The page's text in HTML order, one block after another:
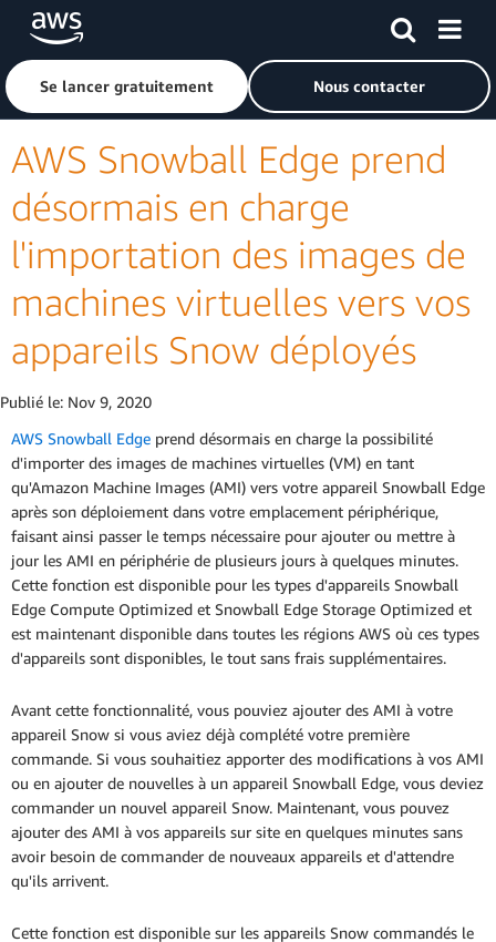
Passer au contenu principal
Cliquer ici pour revenir à la page d'accueil d'Amazon Web
Se lancer gratuitement Nous contacter
AWS Snowball Edge prend
désormais en charge
l'importation des images de
machines virtuelles vers vos
appareils Snow déployés
Publié le: Nov 9, 2020
AWS Snowball Edge prend désormais en charge la possibilité
d'importer des images de machines virtuelles (VM) en tant
qu'Amazon Machine Images (AMI) vers votre appareil Snowball Edge
après son déploiement dans votre emplacement périphérique,
faisant ainsi passer le temps nécessaire pour ajouter ou mettre à
jour les AMI en périphérie de plusieurs jours à quelques minutes.
Cette fonction est disponible pour les types d'appareils Snowball
Edge Compute Optimized et Snowball Edge Storage Optimized et
est maintenant disponible dans toutes les régions AWS où ces types
d'appareils sont disponibles, le tout sans frais supplémentaires.
Avant cette fonctionnalité, vous pouviez ajouter des AMI à votre
appareil Snow si vous aviez déjà complété votre première
commande. Si vous souhaitiez apporter des modifications à vos AMI
ou en ajouter de nouvelles à un appareil Snowball Edge, vous deviez
commander un nouvel appareil Snow. Maintenant, vous pouvez
ajouter des AMI à vos appareils sur site en quelques minutes sans
avoir besoin de commander de nouveaux appareils et d'attendre
qu'ils arrivent.
Cette fonction est disponible sur les appareils Snow commandés le